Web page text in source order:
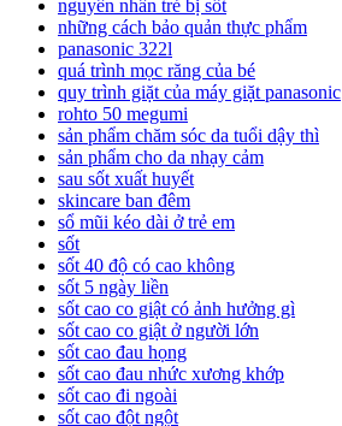
nguyên nhân trẻ bị sốt
những cách bảo quản thực phẩm
panasonic 322l
quá trình mọc răng của bé
quy trình giặt của máy giặt panasonic
rohto 50 megumi
sản phẩm chăm sóc da tuổi dậy thì
sản phẩm cho da nhạy cảm
sau sốt xuất huyết
skincare ban đêm
sổ mũi kéo dài ở trẻ em
sốt
sốt 40 độ có cao không
sốt 5 ngày liền
sốt cao co giật có ảnh hưởng gì
sốt cao co giật ở người lớn
sốt cao đau họng
sốt cao đau nhức xương khớp
sốt cao đi ngoài
sốt cao đột ngột